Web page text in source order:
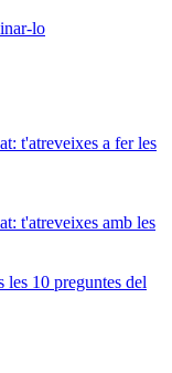
lo
t'atreveixes a fer les
t'atreveixes amb les
les 10 preguntes del